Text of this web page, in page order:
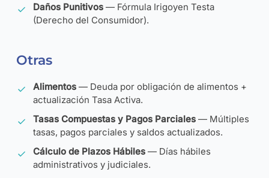
Daños Punitivos— Fórmula Irigoyen Testa
(Derecho del Consumidor).
Otras
Alimentos— Deuda por obligación de alimentos +
actualización Tasa Activa.
Tasas Compuestas y Pagos Parciales— Múltiples
tasas, pagos parciales y saldos actualizados.
Cálculo de Plazos Hábiles— Días hábiles
administrativos y judiciales.